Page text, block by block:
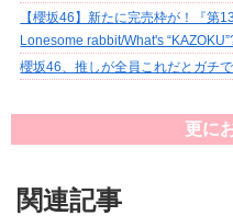
【櫻坂46】新たに完売枠が！『第
Lonesome rabbit/What's
櫻坂46、推しが全員これだとガチ
更に
関連記事